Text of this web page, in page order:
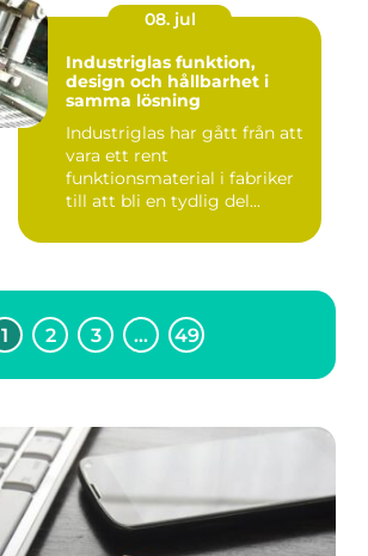
08. jul
Industriglas funktion,
design och hållbarhet i
samma lösning
Industriglas har gått från att
vara ett rent
funktionsmaterial i fabriker
till att bli en tydlig del...
1 2 3 … 49